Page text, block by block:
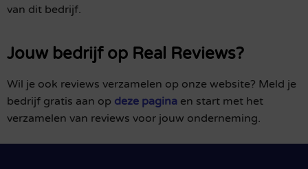
van dit bedrijf.
Jouw bedrijf op Real Reviews?
Wil je ook reviews verzamelen op onze website? Meld je
bedrijf gratis aan op deze pagina en start met het
verzamelen van reviews voor jouw onderneming.